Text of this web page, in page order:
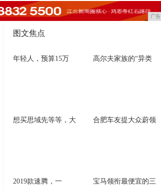
广告
图文焦点
年轻人，预算15万 高尔夫家族的“异类
想买思域先等等，大 合肥车友提大众蔚领
2019款速腾，一 宝马领衔最便宜的三